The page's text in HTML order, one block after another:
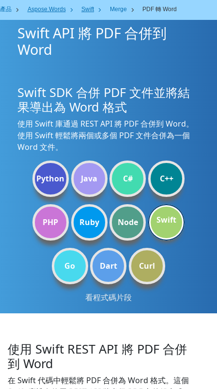
產品 Aspose.Words Swift Merge PDF 轉 Word
Swift API 將 PDF 合併到
Word
Swift SDK 合併 PDF 文件並將結
果導出為 Word 格式
使用 Swift 庫通過 REST API 將 PDF 合併到 Word。
使用 Swift 輕鬆將兩個或多個 PDF 文件合併為一個
Word 文件。
Python Java C# C++
PHP Ruby Node Swift
Go Dart Curl
看程式碼片段
使用 Swift REST API 將 PDF 合併
到 Word
在 Swift 代碼中輕鬆將 PDF 合併為 Word 格式。這個